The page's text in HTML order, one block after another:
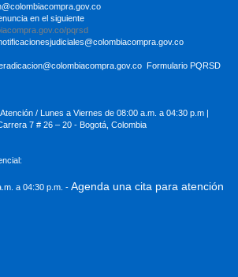
@colombiacompra.gov.co
en el siguiente
pqrsd
Formulario PQRSD
/ Lunes a Viernes de 08:00 a.m. a 04:30 p.m |
7 # 26 – 20 - Bogotá, Colombia
a 04:30 p.m. - Agenda una cita para atención